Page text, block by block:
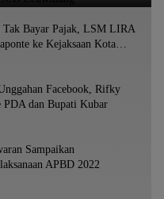
Tak Bayar Pajak, LSM LIRA
ke Kejaksaan Kota
Facebook, Rifky
PDA dan Bupati Kubar
Sampaikan
APBD 2022